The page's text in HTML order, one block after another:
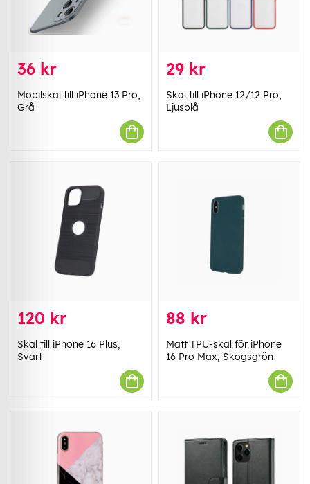
36 kr
Mobilskal till iPhone 13 Pro,
Grå
29 kr
Skal till iPhone 12/12 Pro,
Ljusblå
120 kr
Skal till iPhone 16 Plus,
Svart
88 kr
Matt TPU-skal för iPhone
16 Pro Max, Skogsgrön